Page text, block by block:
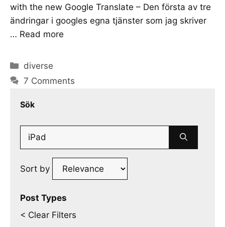
with the new Google Translate – Den första av tre
ändringar i googles egna tjänster som jag skriver
… Read more
Categories
diverse
7 Comments
Sök
Search
Sort by
Post Types
< Clear Filters